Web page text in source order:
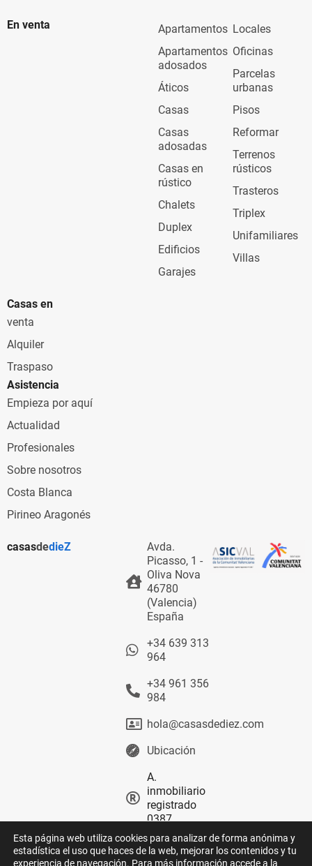
En venta
Apartamentos
Apartamentos
adosados
Áticos
Casas
Casas
adosadas
Casas en
rústico
Chalets
Duplex
Edificios
Garajes
Locales
Oficinas
Parcelas
urbanas
Pisos
Reformar
Terrenos
rústicos
Trasteros
Triplex
Unifamiliares
Villas
Casas en
venta
Alquiler
Traspaso
Asistencia
Empieza por aquí
Actualidad
Profesionales
Sobre nosotros
Costa Blanca
Pirineo Aragonés
casasdedieZ
Avda.
Picasso, 1 -
Oliva Nova
46780
(Valencia)
España
+34 639 313
964
+34 961 356
984
hola@casasdediez.com
Ubicación
A.
inmobiliario
registrado
0387
Esta página web utiliza cookies para analizar de forma anónima y
estadística el uso que haces de la web, mejorar los contenidos y tu
experiencia de navegación. Para más información accede a la